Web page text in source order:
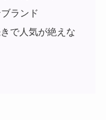
ランド
で人気が絶えな